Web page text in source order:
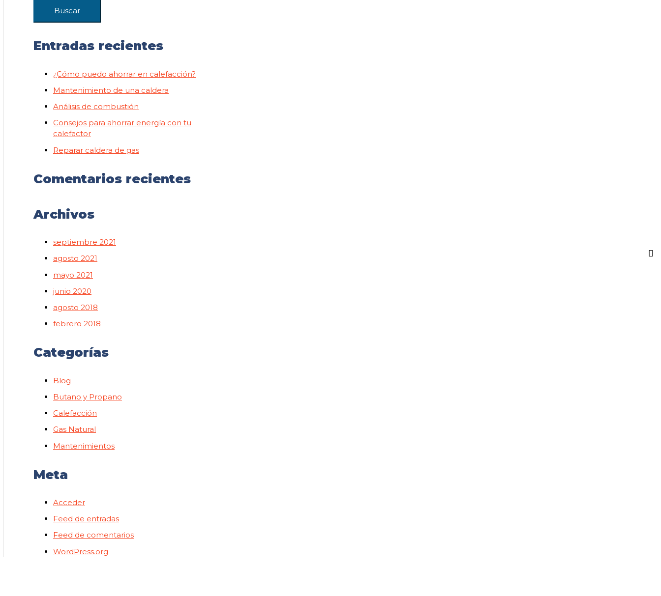
Entradas recientes
¿Cómo puedo ahorrar en calefacción?
Mantenimiento de una caldera
Análisis de combustión
Consejos para ahorrar energía con tu
calefactor
Reparar caldera de gas
Comentarios recientes
Archivos
septiembre 2021
agosto 2021
mayo 2021
junio 2020
agosto 2018
febrero 2018
Categorías
Blog
Butano y Propano
Calefacción
Gas Natural
Mantenimientos
Meta
Acceder
Feed de entradas
Feed de comentarios
WordPress.org